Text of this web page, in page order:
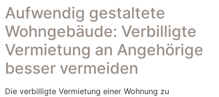
Aufwendig gestaltete
Wohngebäude: Verbilligte
Vermietung an Angehörige
besser vermeiden
Die verbilligte Vermietung einer Wohnung zu